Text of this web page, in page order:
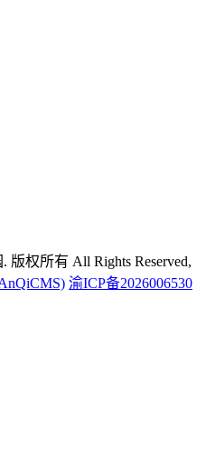
版权所有 All Rights Reserved,
渝ICP备2026006530